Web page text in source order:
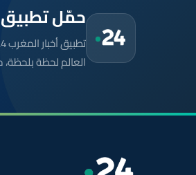
حمّل تطبيق Maroc24، أخبار المغرب تصلك أولاً
العالم لحظة